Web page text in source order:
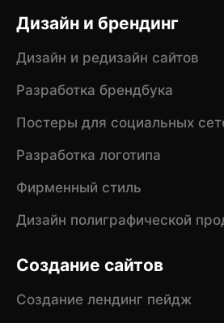
Дизайн и брендинг
Дизайн и редизайн сайтов
Разработка брендбука
Постеры для социальных
Разработка логотипа
Фирменный стиль
Дизайн полиграфической
Создание сайтов
Создание лендинг пейдж